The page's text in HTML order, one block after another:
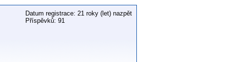
Datum registrace: 21 roky (let) nazpět
Příspěvků: 91